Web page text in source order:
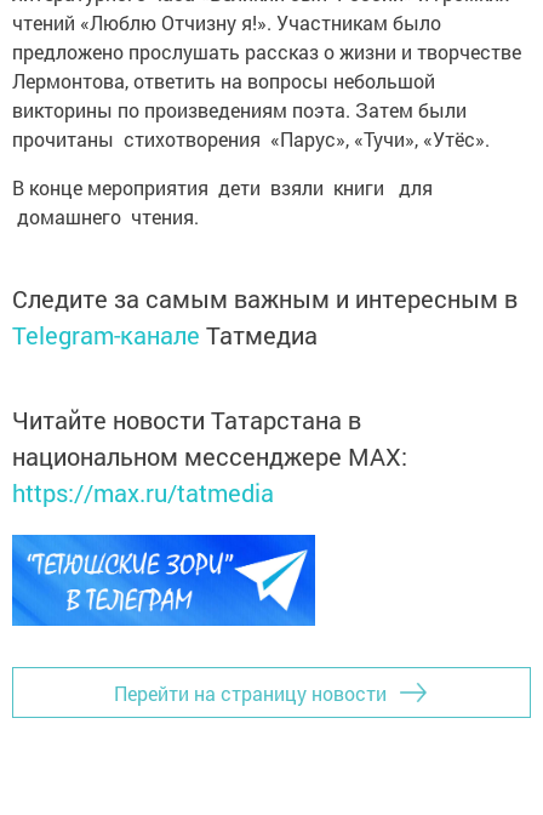
чтений «Люблю Отчизну я!». Участникам было
предложено прослушать рассказ о жизни и творчестве
Лермонтова, ответить на вопросы небольшой
викторины по произведениям поэта. Затем были
прочитаны стихотворения «Парус», «Тучи», «Утёс».
В конце мероприятия дети взяли книги для
домашнего чтения.
Следите за самым важным и интересным в
Telegram-канале Татмедиа
Читайте новости Татарстана в
национальном мессенджере MАХ:
https://max.ru/tatmedia
Перейти на страницу новости